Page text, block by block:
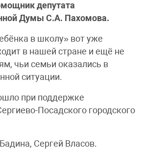
депутата
Думы С.А. Пахомова.
в школу» вот уже
в нашей стране и ещё не
чьи семьи оказались в
ситуации.
при поддержке
Посадского городского
Сергей Власов.